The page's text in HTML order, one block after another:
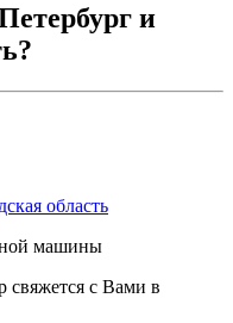
и
?
область
машины
свяжется с Вами в